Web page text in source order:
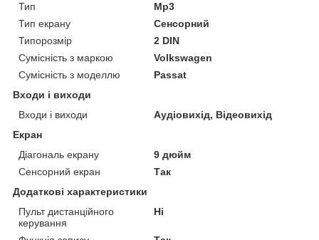
Тип
Mp3
Тип екрану
Сенсорний
Типорозмір
2 DIN
Сумісність з маркою
Volkswagen
Сумісність з моделлю
Passat
Входи і виходи
Входи і виходи
Аудіовихід, Відеовихід
Екран
Діагональ екрану
9 дюйм
Сенсорний екран
Так
Додаткові характеристики
Пульт дистанційного
керування
Ні